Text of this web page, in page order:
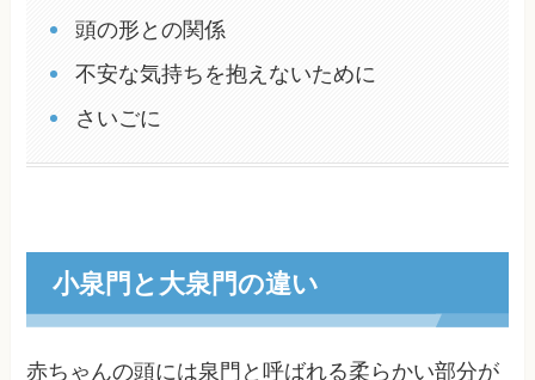
頭の形との関係
不安な気持ちを抱えないために
さいごに
小泉門と大泉門の違い
赤ちゃんの頭には泉門と呼ばれる柔らかい部分が